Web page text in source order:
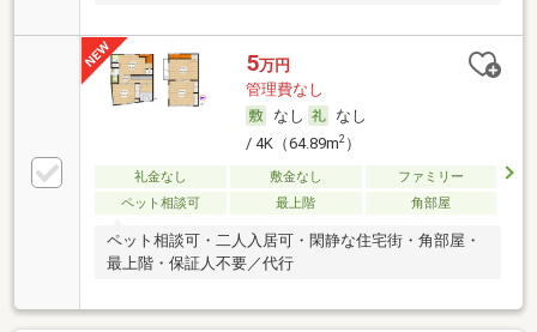
5万円
管理費なし
なし
なし
/ 4K（64.89m2）
礼金なし 敷金なし
ファミリー
ペット相談可
最上階 角部屋
ペット相談可・二人入居可・閑静な住宅街・角部屋・
最上階・保証人不要／代行